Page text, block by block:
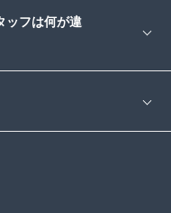
ッフは何が違